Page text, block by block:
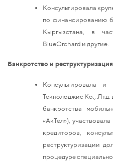
Консультировала
по финансированию
Кыргызстана, в
BlueOrchard и другие.
Банкротство и
Консультировала и
Текнолоджис Ко., Лтд.
банкротства
«АкТел»),
кредиторов,
реструктуризации
процедуре